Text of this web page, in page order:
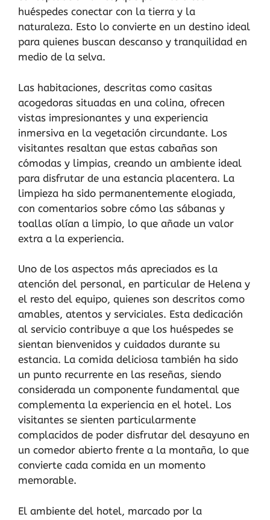
huéspedes conectar con la tierra y la
naturaleza. Esto lo convierte en un destino ideal
para quienes buscan descanso y tranquilidad en
medio de la selva.
Las habitaciones, descritas como casitas
acogedoras situadas en una colina, ofrecen
vistas impresionantes y una experiencia
inmersiva en la vegetación circundante. Los
visitantes resaltan que estas cabañas son
cómodas y limpias, creando un ambiente ideal
para disfrutar de una estancia placentera. La
limpieza ha sido permanentemente elogiada,
con comentarios sobre cómo las sábanas y
toallas olían a limpio, lo que añade un valor
extra a la experiencia.
Uno de los aspectos más apreciados es la
atención del personal, en particular de Helena y
el resto del equipo, quienes son descritos como
amables, atentos y serviciales. Esta dedicación
al servicio contribuye a que los huéspedes se
sientan bienvenidos y cuidados durante su
estancia. La comida deliciosa también ha sido
un punto recurrente en las reseñas, siendo
considerada un componente fundamental que
complementa la experiencia en el hotel. Los
visitantes se sienten particularmente
complacidos de poder disfrutar del desayuno en
un comedor abierto frente a la montaña, lo que
convierte cada comida en un momento
memorable.
El ambiente del hotel, marcado por la